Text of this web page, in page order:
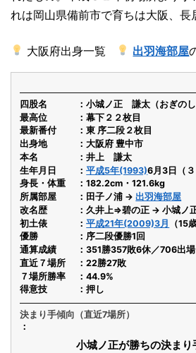
れは岡山県備前市で育ちは大阪、長
大阪府出身一覧 出羽海部屋
四股名
小城ノ正 謙太（おぎの
最高位
幕下２２枚目
最新番付
東 序二段２枚目
出身地
大阪府 豊中市
本名
井上 謙太
生年月日
平成5年(1993)6月3日（３
身長・体重
182.2cm・121.6kg
所属部屋
田子ノ浦 →出羽海部屋
改名歴
久井上⇒碧の正 → 小城ノ
初土俵
平成21年(2009)3月
（15
優勝
序二段優勝1回
通算成績
351勝357敗6休／706出場
直近７場所
22勝27敗
７場所勝率
44.9%
得意技
押し
決まり手傾向（直近7場所）
小城ノ正が勝ちの決まり